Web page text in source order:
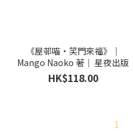
《屋邨喵・笑門來福》｜
Mango Naoko 著｜ 星夜出版
HK$118.00
1